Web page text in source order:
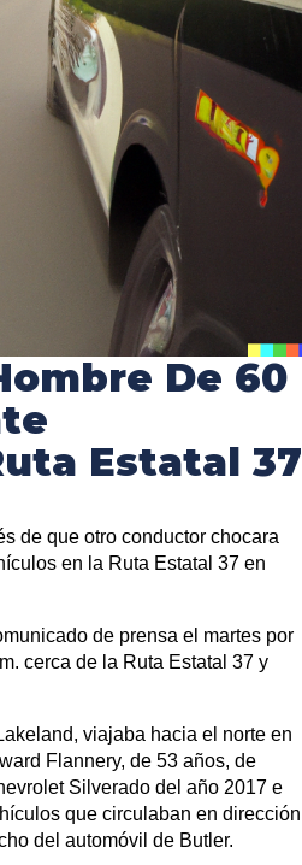
De 60
Estatal 37
de que otro conductor chocara
en la Ruta Estatal 37 en
de prensa el martes por
cerca de la Ruta Estatal 37 y
viajaba hacia el norte en
Flannery, de 53 años, de
Silverado del año 2017 e
que circulaban en dirección
del automóvil de Butler.